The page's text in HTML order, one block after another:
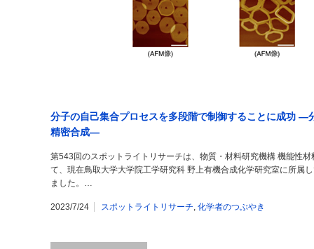
分子の自己集合プロセスを多段階で制御することに成功 ―
精密合成―
第543回のスポットライトリサーチは、物質・材料研究機構 機能性
て、現在鳥取大学大学院工学研究科 野上有機合成化学研究室に所属
ました。…
2023/7/24 スポットライトリサーチ, 化学者のつぶやき